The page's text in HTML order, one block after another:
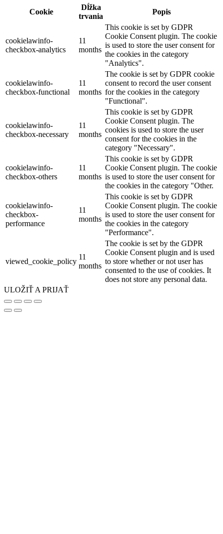
Cookie
Dĺžka
trvania
Popis
cookielawinfo-
checkbox-analytics
11
months
This cookie is set by GDPR
Cookie Consent plugin. The cookie
is used to store the user consent for
the cookies in the category
"Analytics".
cookielawinfo-
checkbox-functional
11
months
The cookie is set by GDPR cookie
consent to record the user consent
for the cookies in the category
"Functional".
cookielawinfo-
checkbox-necessary
11
months
This cookie is set by GDPR
Cookie Consent plugin. The
cookies is used to store the user
consent for the cookies in the
category "Necessary".
cookielawinfo-
checkbox-others
11
months
This cookie is set by GDPR
Cookie Consent plugin. The cookie
is used to store the user consent for
the cookies in the category "Other.
cookielawinfo-
checkbox-
performance
11
months
This cookie is set by GDPR
Cookie Consent plugin. The cookie
is used to store the user consent for
the cookies in the category
"Performance".
viewed_cookie_policy
11
months
The cookie is set by the GDPR
Cookie Consent plugin and is used
to store whether or not user has
consented to the use of cookies. It
does not store any personal data.
ULOŽIŤ A PRIJAŤ